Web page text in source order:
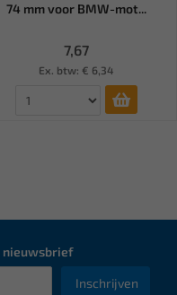
74 mm voor BMW-mot...
7,67
Ex. btw: € 6,34
nieuwsbrief
Inschrijven